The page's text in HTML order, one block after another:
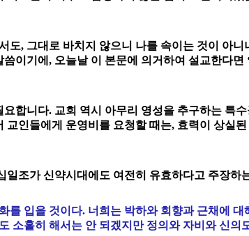
도, 그대로 바치지 않으니 나를 속이는 것이 아
이기에, 오늘날 이 본문에 의거하여 설교한다
합니다. 교회 역시 아무리 영성을 추구하는 특
인들에게 운영비를 요청할 때는, 효력이 상실
조가 신약시대에도 여전히 유효하다고 주장
를 입을 것이다. 너희는 박하와 회향과 근채에
소홀히 해서는 안 되겠지만 정의와 자비와 신의